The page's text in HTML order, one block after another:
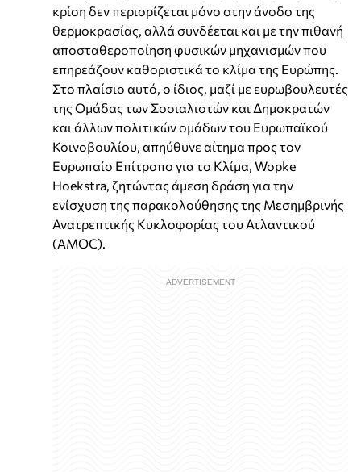
κρίση δεν περιορίζεται μόνο στην άνοδο της
θερμοκρασίας, αλλά συνδέεται και με την πιθανή
αποσταθεροποίηση φυσικών μηχανισμών που
επηρεάζουν καθοριστικά το κλίμα της Ευρώπης.
Στο πλαίσιο αυτό, ο ίδιος, μαζί με ευρωβουλευτές
της Ομάδας των Σοσιαλιστών και Δημοκρατών
και άλλων πολιτικών ομάδων του Ευρωπαϊκού
Κοινοβουλίου, απηύθυνε αίτημα προς τον
Ευρωπαίο Επίτροπο για το Κλίμα, Wopke
Hoekstra, ζητώντας άμεση δράση για την
ενίσχυση της παρακολούθησης της Μεσημβρινής
Ανατρεπτικής Κυκλοφορίας του Ατλαντικού
(AMOC).